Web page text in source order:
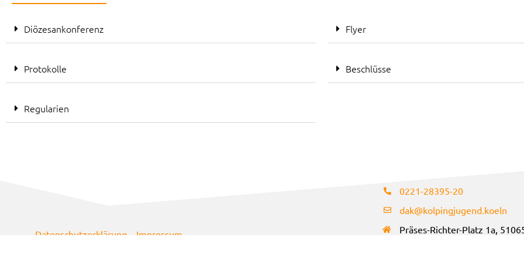
Diözesankonferenz
Protokolle
Regularien
Flyer
Beschlüsse
Datenschutzerklärung
Impressum
0221-28395-20​
dak@kolpingjugend.koeln
Präses-Richter-Platz 1a,